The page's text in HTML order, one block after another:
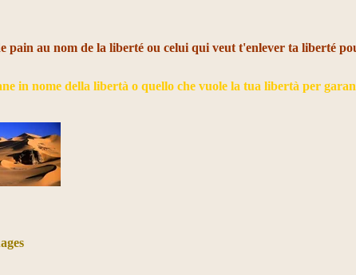
pain au nom de la liberté ou celui qui veut t'enlever ta liberté
in nome della libertà o quello che vuole la tua libertà per